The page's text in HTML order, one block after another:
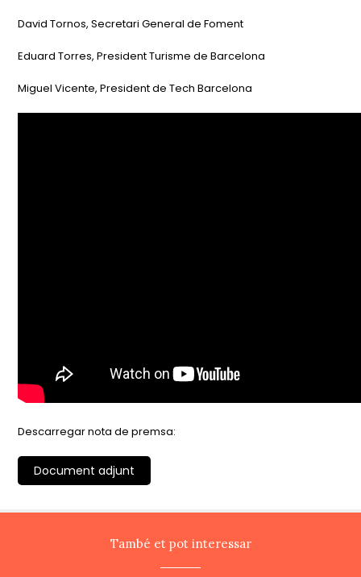
David Tornos, Secretari General de Foment
Eduard Torres, President Turisme de Barcelona
Miguel Vicente, President de Tech Barcelona
Descarregar nota de premsa:
Document adjunt
També et pot interessar